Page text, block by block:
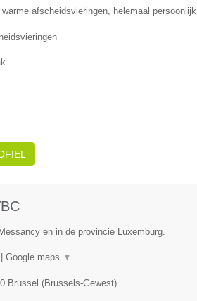
afscheidsvieringen, helemaal persoonlijk
en in de provincie Luxemburg.
Google maps ▼
Brussel (Brussels-Gewest)